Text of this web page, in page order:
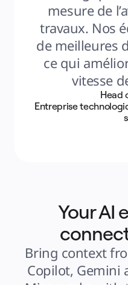
mesure de
travaux. Nos
de meilleures
ce qui
vitesse
Head
Entreprise
Your AI
Bring context
Copilot, Gemini